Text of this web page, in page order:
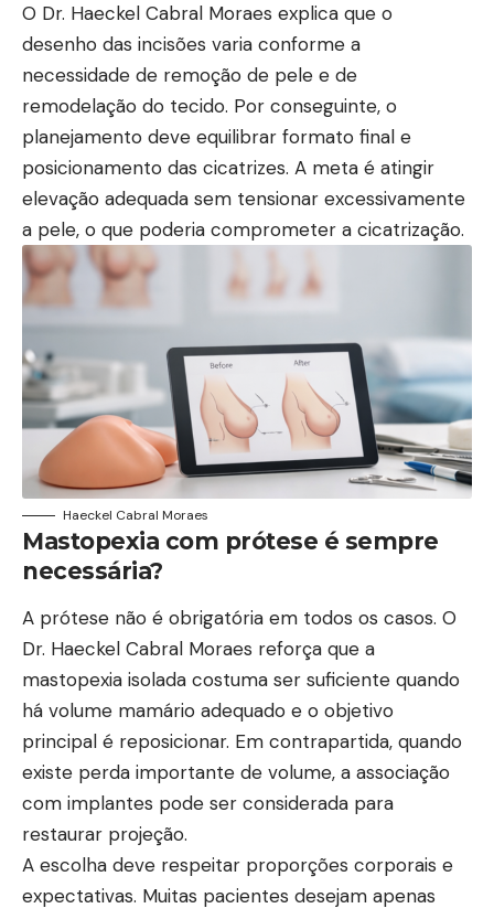
O Dr. Haeckel Cabral Moraes explica que o
desenho das incisões varia conforme a
necessidade de remoção de pele e de
remodelação do tecido. Por conseguinte, o
planejamento deve equilibrar formato final e
posicionamento das cicatrizes. A meta é atingir
elevação adequada sem tensionar excessivamente
a pele, o que poderia comprometer a cicatrização.
Haeckel Cabral Moraes
Mastopexia com prótese é sempre
necessária?
A prótese não é obrigatória em todos os casos. O
Dr. Haeckel Cabral Moraes reforça que a
mastopexia isolada costuma ser suficiente quando
há volume mamário adequado e o objetivo
principal é reposicionar. Em contrapartida, quando
existe perda importante de volume, a associação
com implantes pode ser considerada para
restaurar projeção.
A escolha deve respeitar proporções corporais e
expectativas. Muitas pacientes desejam apenas